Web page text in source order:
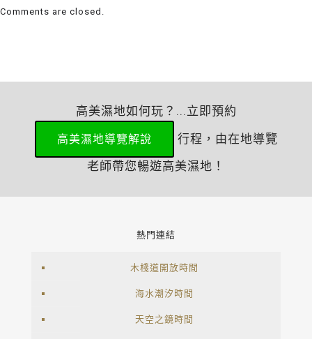
Comments are closed.
高美濕地如何玩？...立即預約
高美濕地導覽解說
行程，由在地導覽
老師帶您暢遊高美濕地！
熱門連結
木棧道開放時間
海水潮汐時間
天空之鏡時間